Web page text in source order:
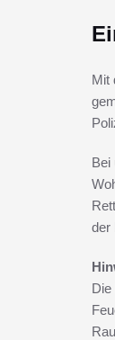
Mit
Bei
der
Die